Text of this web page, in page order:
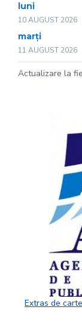
luni
10 AUGUST 2026
marți
11 AUGUST 2026
Actualizare la
Extras de